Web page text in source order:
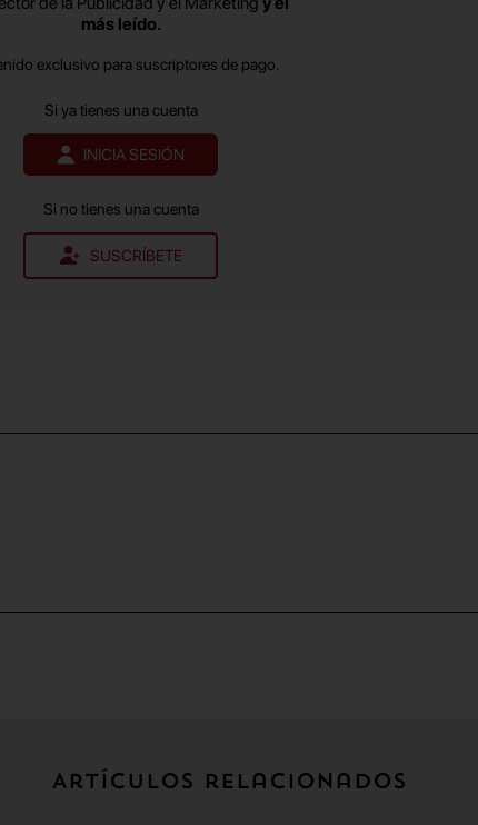
más leído.
exclusivo para suscriptores de pago.
Si ya tienes una cuenta
INICIA SESIÓN
Si no tienes una cuenta
SUSCRÍBETE
Artículos relacionados